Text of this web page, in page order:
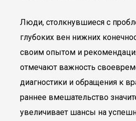
Люди, столкнувшиеся с
глубоких вен нижних
своим опытом и
отмечают важность
диагностики и обращения к
раннее вмешательство
увеличивает шансы на